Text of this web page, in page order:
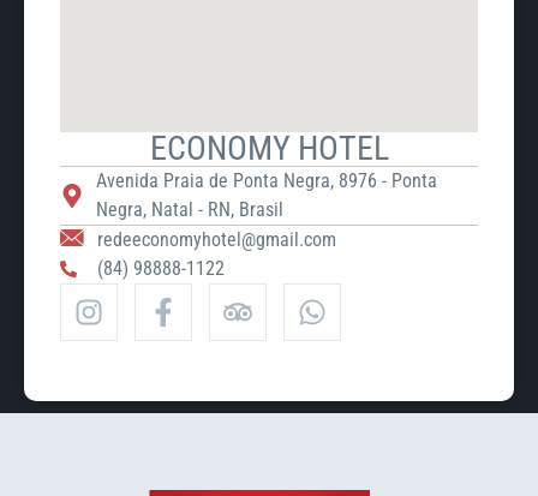
ECONOMY HOTEL
Avenida Praia de Ponta Negra, 8976 - Ponta
Negra, Natal - RN, Brasil
redeeconomyhotel@gmail.com
(84) 98888-1122